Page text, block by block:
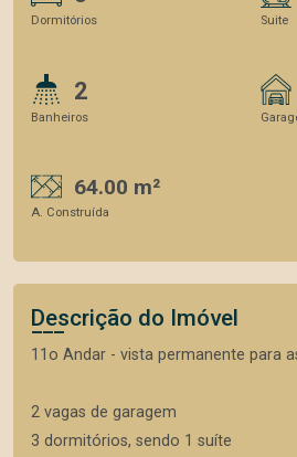
Dormitórios Suite
2
Banheiros
64.00 m²
A. Construída
Descrição do Imóvel
11o Andar - vista permanente para
2 vagas de garagem
3 dormitórios, sendo 1 suíte